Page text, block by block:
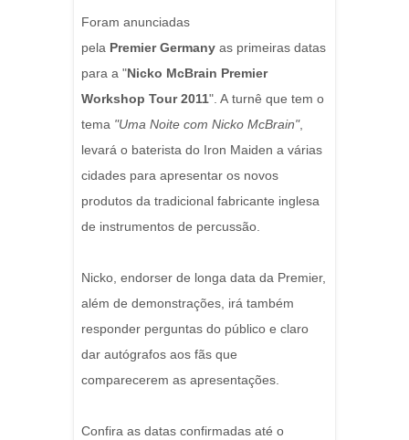
Foram anunciadas
pela Premier Germany as primeiras datas
para a "Nicko McBrain Premier
Workshop Tour 2011". A turnê que tem o
tema "Uma Noite com Nicko McBrain",
levará o baterista do Iron Maiden a várias
cidades para apresentar os novos
produtos da tradicional fabricante inglesa
de instrumentos de percussão.
Nicko, endorser de longa data da Premier,
além de demonstrações, irá também
responder perguntas do público e claro
dar autógrafos aos fãs que
comparecerem as apresentações.
Confira as datas confirmadas até o